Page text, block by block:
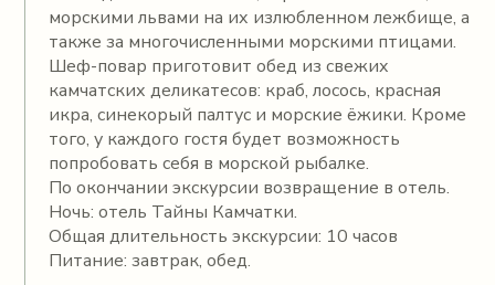
морскими львами на их излюбленном лежбище, а
также за многочисленными морскими птицами.
Шеф-повар приготовит обед из свежих
камчатских деликатесов: краб, лосось, красная
икра, синекорый палтус и морские ёжики. Кроме
того, у каждого гостя будет возможность
попробовать себя в морской рыбалке.
По окончании экскурсии возвращение в отель.
Ночь: отель Тайны Камчатки.
Общая длительность экскурсии: 10 часов
Питание: завтрак, обед.